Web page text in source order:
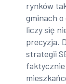
rynków
gminach
liczy się
precyzja.
strategii